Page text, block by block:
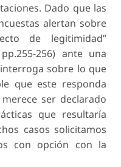
Dado que las
alertan sobre
de legitimidad”
256) ante una
sobre lo que
que este responda
ser declarado
que resultaría
casos solicitamos
con opción con la